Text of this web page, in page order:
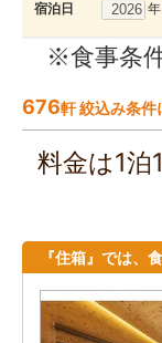
宿泊日 年
※食事条
676軒 絞込み条件
料金は1泊
『住箱』では、